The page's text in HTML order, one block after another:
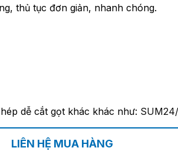
thủ tục đơn giản, nhanh chóng.
dễ cắt gọt khác khác như:
LIÊN HỆ MUA HÀNG